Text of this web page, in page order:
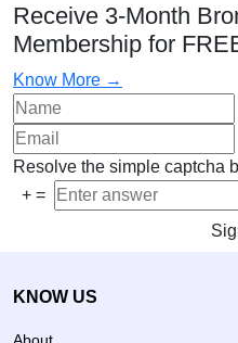
Receive 3-Month
Membership for
Know More →
Resolve the simple captcha
+ =
KNOW US